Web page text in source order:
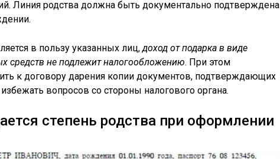
Линия родства должна быть документально подтверждена
в пользу указанных лиц, доход от подарка в виде
средств не подлежит налогообложению. При этом
к договору дарения копии документов, подтверждающих
вопросов со стороны налогового органа.
степень родства при оформлении